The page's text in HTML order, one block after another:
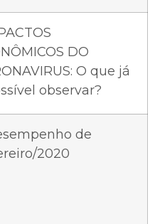
DO
O que já
observar?
de
2020